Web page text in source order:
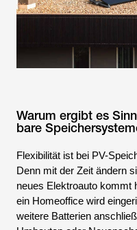
Warum ergibt es
bare
Flexibilität ist bei PV-
Denn mit der Zeit ändern
neues Elektroauto kommt
ein Homeoffice wird
weitere Batterien